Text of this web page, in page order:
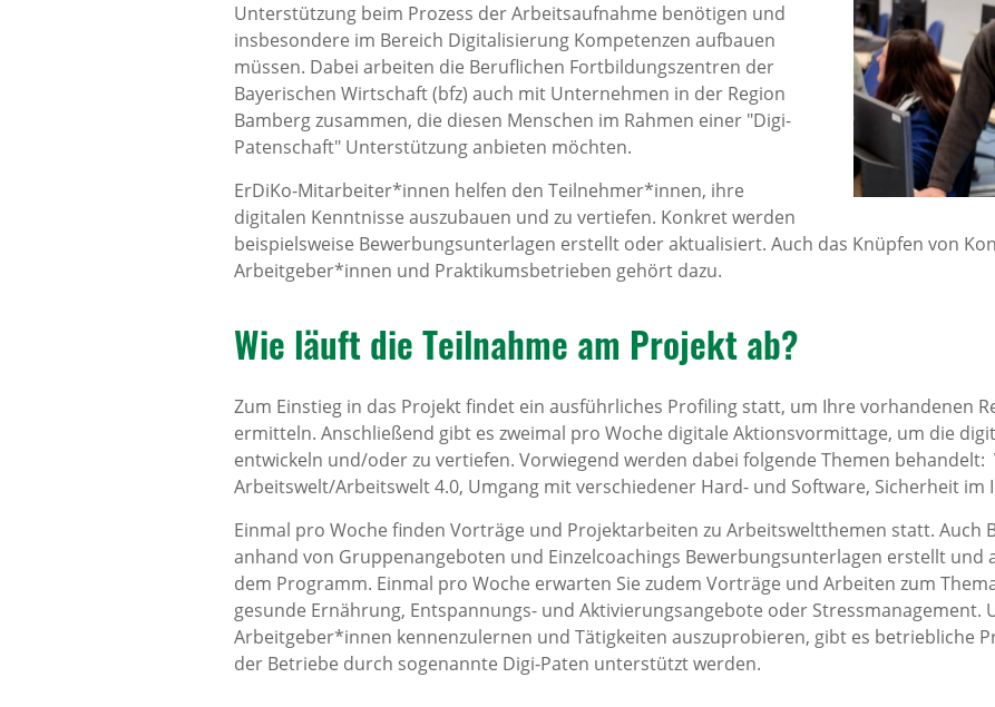
Unterstützung beim Prozess der Arbeitsaufnahme benötigen und
insbesondere im Bereich Digitalisierung Kompetenzen aufbauen
müssen. Dabei arbeiten die Beruflichen Fortbildungszentren der
Bayerischen Wirtschaft (bfz) auch mit Unternehmen in der Region
Bamberg zusammen, die diesen Menschen im Rahmen einer "Digi-
Patenschaft" Unterstützung anbieten möchten.
ErDiKo-Mitarbeiter*innen helfen den Teilnehmer*innen, ihre
digitalen Kenntnisse auszubauen und zu vertiefen. Konkret werden
beispielsweise Bewerbungsunterlagen erstellt oder aktualisiert. Auch das Knüpfen von
Arbeitgeber*innen und Praktikumsbetrieben gehört dazu.
Wie läuft die Teil­nahme am Projekt ab?
Zum Einstieg in das Projekt findet ein ausführliches Profiling statt, um Ihre vorhandenen
ermitteln. Anschließend gibt es zweimal pro Woche digitale Aktionsvormittage, um die
entwickeln und/oder zu vertiefen. Vorwiegend werden dabei folgende Themen
Arbeitswelt/Arbeitswelt 4.0, Umgang mit verschiedener Hard- und Software, Sicherheit im
Einmal pro Woche finden Vorträge und Projektarbeiten zu Arbeitsweltthemen statt. Auch
anhand von Gruppenangeboten und Einzelcoachings Bewerbungsunterlagen erstellt und
dem Programm. Einmal pro Woche erwarten Sie zudem Vorträge und Arbeiten zum
gesunde Ernährung, Entspannungs- und Aktivierungsangebote oder Stressmanagement.
Arbeitgeber*innen kennenzulernen und Tätigkeiten auszuprobieren, gibt es betriebliche
der Betriebe durch sogenannte Digi-Paten unterstützt werden.